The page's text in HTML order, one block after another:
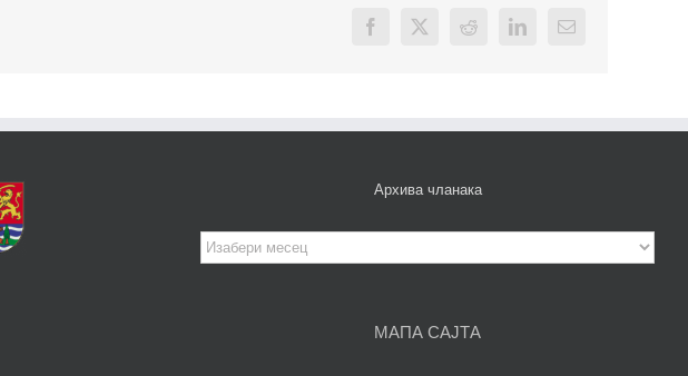
Facebook
X Reddit LinkedInEmail
Архива чланака
Архива
чланака
МАПА САЈТА